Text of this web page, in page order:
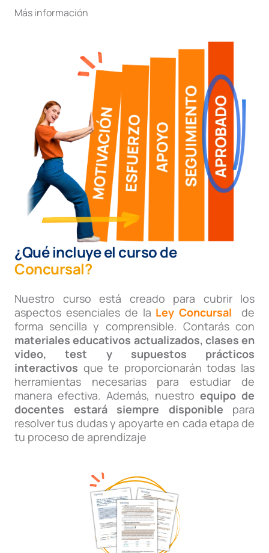
Más información
¿Qué incluye el curso de
Concursal?
Nuestro curso está creado para cubrir los
aspectos esenciales de la Ley Concursal de
forma sencilla y comprensible. Contarás con
materiales educativos actualizados, clases en
video, test y supuestos prácticos
interactivos que te proporcionarán todas las
herramientas necesarias para estudiar de
manera efectiva. Además, nuestro equipo de
docentes estará siempre disponible para
resolver tus dudas y apoyarte en cada etapa de
tu proceso de aprendizaje